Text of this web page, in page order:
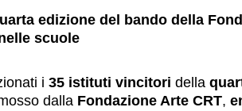
edizione del bando della
scuole
i 35 istituti vincitori della
dalla Fondazione Arte CRT,